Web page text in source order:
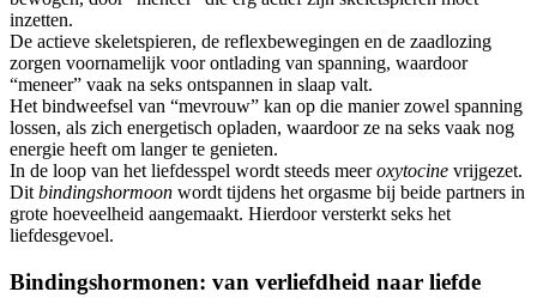
inzetten.
De actieve skeletspieren, de reflexbewegingen en de zaadlozing
zorgen voornamelijk voor ontlading van spanning, waardoor
“meneer” vaak na seks ontspannen in slaap valt.
Het bindweefsel van “mevrouw” kan op die manier zowel spanning
lossen, als zich energetisch opladen, waardoor ze na seks vaak nog
energie heeft om langer te genieten.
In de loop van het liefdesspel wordt steeds meeroxytocine vrijgezet.
Dit bindingshormoon wordt tijdens het orgasme bij beide partners in
grote hoeveelheid aangemaakt. Hierdoor versterkt seks het
liefdesgevoel.
Bindingshormonen: van verliefdheid naar liefde